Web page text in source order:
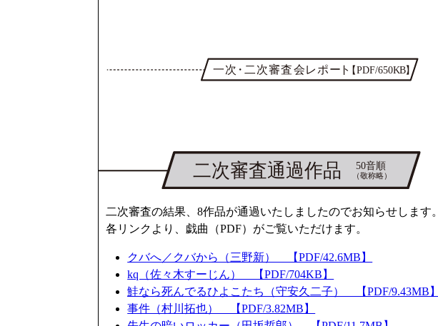
二次審査の結果、8作品が通過いたしましたのでお知らせします。
各リンクより、戯曲（PDF）がご覧いただけます。
クバへ／クバから（三野新） 【PDF/42.6MB】
kq（佐々木すーじん） 【PDF/704KB】
鮭なら死んでるひよこたち（守安久二子） 【PDF/9.43MB】
事件（村川拓也） 【PDF/3.82MB】